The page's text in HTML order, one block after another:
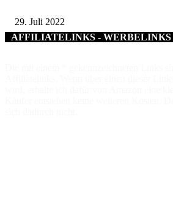
29. Juli 2022
AFFILIATELINKS - WERBELINKS